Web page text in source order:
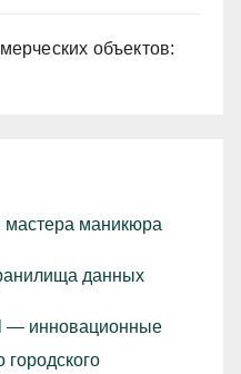
объектов:
маникюра
данных
— инновационные